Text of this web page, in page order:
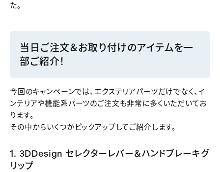
た。
当日ご注文＆お取り付けのアイテムを一
部ご紹介！
今回のキャンペーンでは、エクステリアパーツだけでなく、イ
ンテリアや機能系パーツのご注文も非常に多くいただいてお
ります。
その中からいくつかピックアップしてご紹介します。
1. 3DDesign セレクターレバー＆ハンドブレーキグ
リップ